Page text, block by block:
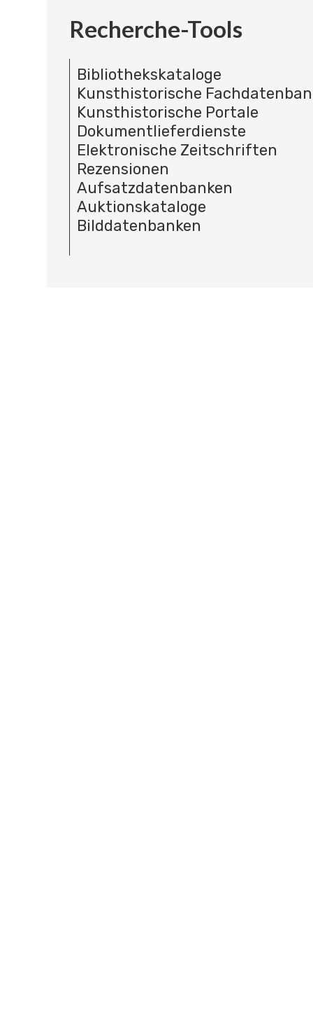
Recherche-Tools
Bibliothekskataloge
Kunsthistorische
Kunsthistorische Portale
Dokumentlieferdienste
Elektronische Zeitschriften
Rezensionen
Aufsatzdatenbanken
Auktionskataloge
Bilddatenbanken